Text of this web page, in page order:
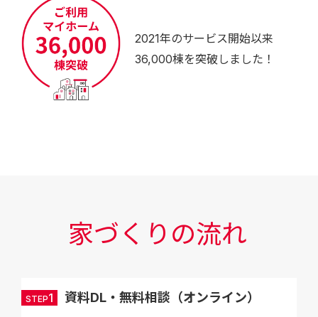
2021年のサービス開始以来
36,000棟を突破しました！
家づくりの流れ
STEP1 資料DL・無料相談（オンライン）